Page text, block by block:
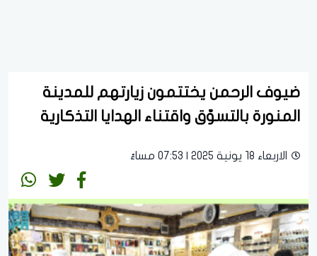
ضيوف الرحمن يختتمون زيارتهم للمدينة
المنورة بالتسوّق واقتناء الهدايا التذكارية
الاربعاء 18 يونية 2025 | 07:53 مساءً